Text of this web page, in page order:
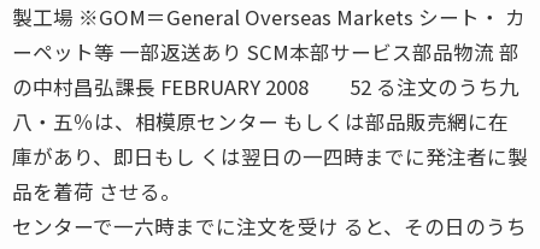
製工場 ※GOM＝General Overseas Markets シート・ カ
ーペット等 一部返送あり SCM本部サービス部品物流 部
の中村昌弘課長 FEBRUARY 2008 52 る注文のうち九
八・五％は、相模原センター もしくは部品販売網に在
庫があり、即日もし くは翌日の一四時までに発注者に製
品を着荷 させる。
センターで一六時までに注文を受け ると、その日のうち